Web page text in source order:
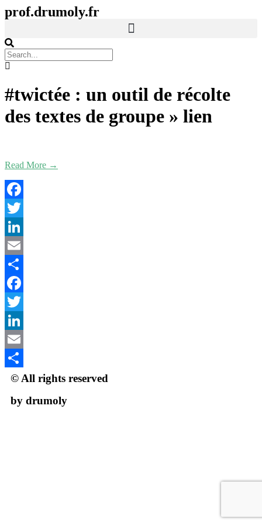
prof.drumoly.fr
#twictée : un outil de récolte
des textes de groupe » lien
Read More →
Facebook
Twitter
LinkedIn
Email
Partager
Facebook
Twitter
LinkedIn
Email
Partager
© All rights reserved
by drumoly